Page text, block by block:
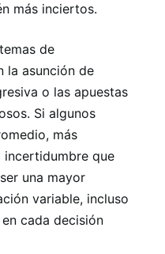
más inciertos.
de
la asunción de
o las apuestas
Si algunos
más
incertidumbre que
una mayor
variable, incluso
cada decisión